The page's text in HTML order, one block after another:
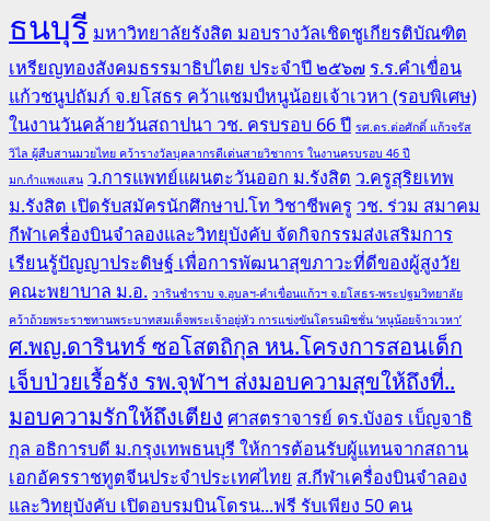
ธนบุรี มหาวิทยาลัยรังสิต มอบรางวัลเชิดชูเกียรติบัณฑิต
เหรียญทองสังคมธรรมาธิปไตย ประจำปี ๒๕๖๗ ร.ร.คำเขื่อน
แก้วชนูปถัมภ์ จ.ยโสธร คว้าแชมป์หนูน้อยเจ้าเวหา (รอบพิเศษ)
ในงานวันคล้ายวันสถาปนา วช. ครบรอบ 66 ปี รศ.ดร.ต่อศักดิ์ แก้วจรัส
วิไล ผู้สืบสานมวยไทย คว้ารางวัลบุคลากรดีเด่นสายวิชาการ ในงานครบรอบ 46 ปี
มก.กำแพงแสน ว.การแพทย์แผนตะวันออก ม.รังสิต ว.ครูสุริยเทพ
ม.รังสิต เปิดรับสมัครนักศึกษาป.โท วิชาชีพครู วช. ร่วม สมาคม
กีฬาเครื่องบินจำลองและวิทยุบังคับ จัดกิจกรรมส่งเสริมการ
เรียนรู้ปัญญาประดิษฐ์ เพื่อการพัฒนาสุขภาวะที่ดีของผู้สูงวัย
คณะพยาบาล ม.อ. วารินชำราบ จ.อุบลฯ-คำเขื่อนแก้วฯ จ.ยโสธร-พระปฐมวิทยาลัย
คว้าถ้วยพระราชทานพระบาทสมเด็จพระเจ้าอยู่หัว การแข่งขันโดรนมิชชั่น ‘หนูน้อยจ้าวเวหา’
ศ.พญ.ดารินทร์ ซอโสตถิกุล หน.โครงการสอนเด็ก
เจ็บป่วยเรื้อรัง รพ.จุฬาฯ ส่งมอบความสุขให้ถึงที่..
มอบความรักให้ถึงเตียง ศาสตราจารย์ ดร.บังอร เบ็ญจาธิ
กุล อธิการบดี ม.กรุงเทพธนบุรี ให้การต้อนรับผู้แทนจากสถาน
เอกอัครราชทูตจีนประจำประเทศไทย ส.กีฬาเครื่องบินจำลอง
และวิทยุบังคับ เปิดอบรมบินโดรน...ฟรี รับเพียง 50 คน